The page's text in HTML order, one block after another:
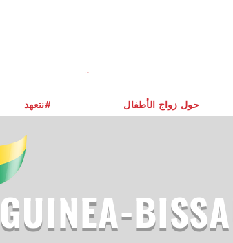
GUINEA-
نتعهد# حول زواج الأطفال